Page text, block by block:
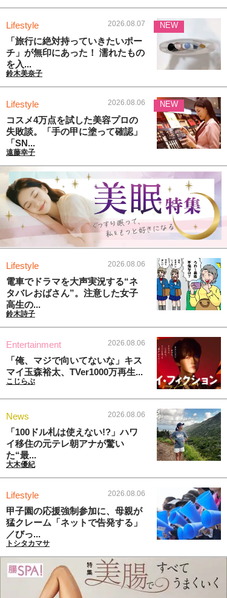
Lifestyle 2026.08.07
「旅行に絶対持っていきたいポー
チ」が無印にあった！ 濡れたもの
を入...
鈴木美奈子
NEW
Lifestyle 2026.08.06
コスメ4万点を試した美容プロの
失敗談。「手の甲に塗って確認」
「SN...
遠藤幸子
NEW
Lifestyle 2026.08.06
電車でドラマを大声実況する“ネ
タバレおばさん”。注意した女子
高生の...
鈴木詩子
Entertainment 2026.08.06
「俺、マジで向いてないな」キス
マイ玉森裕太、TVer1000万再生...
こじらぶ
News 2026.08.06
「100ドル札は使えない!?」ハワ
イ移住の元テレ朝アナが驚い
た“最...
大木優紀
Lifestyle 2026.08.06
甲子園の応援強制参加に、母親が
猛クレーム「ネットで告発する」
／びっ...
トシタカマサ